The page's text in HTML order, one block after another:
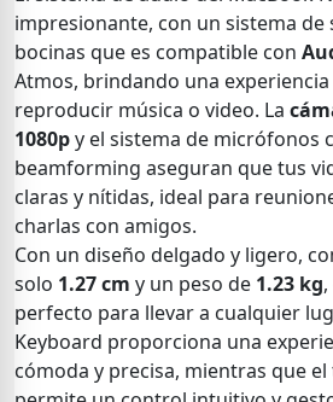
impresionante, con un sistema de
bocinas que es compatible con
Atmos, brindando una
reproducir música o video. La
1080py el sistema de micrófonos
beamforming aseguran que tus
claras y nítidas, ideal para
charlas con amigos.
Con un diseño delgado y ligero,
solo 1.27 cm y un peso de 1.23 kg
perfecto para llevar a cualquier
Keyboard proporciona una
cómoda y precisa, mientras que